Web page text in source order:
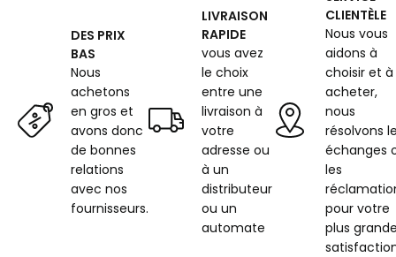
DES PRIX
BAS
Nous
achetons
en gros et
avons donc
de bonnes
relations
avec nos
fournisseurs.
LIVRAISON
RAPIDE
vous avez
le choix
entre une
livraison à
votre
adresse ou
à un
distributeur
ou un
automate
CLIENTÈLE
Nous vous
aidons à
choisir et à
acheter,
nous
résolvons
échanges
les
pour votre
plus